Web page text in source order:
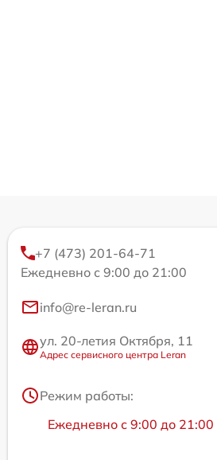
+7 (473) 201-64-71
Ежедневно с 9:00 до 21:00
info@re-leran.ru
ул. 20-летия Октября, 11
Адрес сервисного центра Leran
Режим работы:
Ежедневно с 9:00 до 21:00